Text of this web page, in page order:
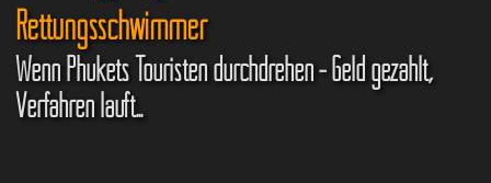
Rettungsschwimmer
Wenn Phukets Touristen durchdrehen - Geld gezahlt,
Verfahren läuft...